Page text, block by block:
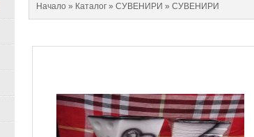
Начало » Каталог » СУВЕНИРИ » СУВЕНИРИ